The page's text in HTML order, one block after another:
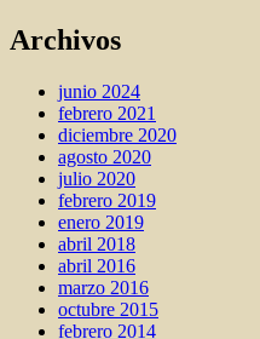
Archivos
junio 2024
febrero 2021
diciembre 2020
agosto 2020
julio 2020
febrero 2019
enero 2019
abril 2018
abril 2016
marzo 2016
octubre 2015
febrero 2014